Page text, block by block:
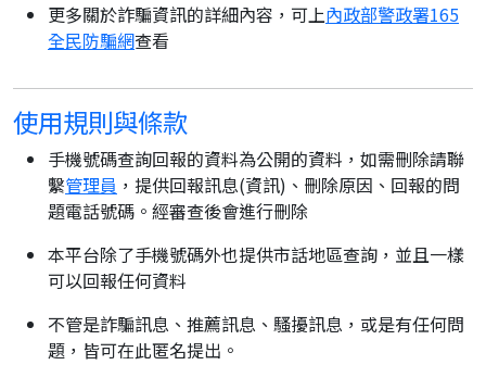
更多關於詐騙資訊的詳細內容，可上內政部警政署165
全民防騙網查看
使用規則與條款
手機號碼查詢回報的資料為公開的資料，如需刪除請聯
繫管理員 ，提供回報訊息(資訊)、刪除原因、回報的問
題電話號碼。經審查後會進行刪除
本平台除了手機號碼外也提供市話地區查詢，並且一樣
可以回報任何資料
不管是詐騙訊息、推薦訊息、騷擾訊息，或是有任何問
題，皆可在此匿名提出。